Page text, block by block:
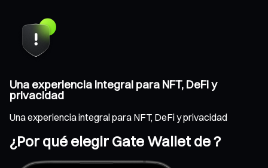
Una experiencia integral para NFT, DeFi y
privacidad
Una experiencia integral para NFT, DeFi y privacidad
¿Por qué elegir Gate Wallet de ?